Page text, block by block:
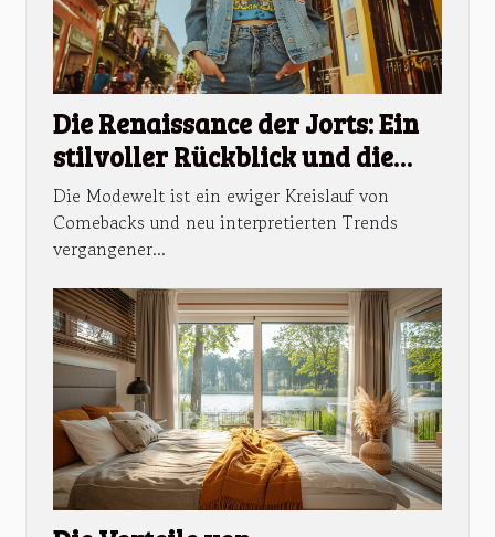
Die Renaissance der Jorts: Ein
stilvoller Rückblick und die
besten Tipps für moderne
Outfits
Die Modewelt ist ein ewiger Kreislauf von
Comebacks und neu interpretierten Trends
vergangener...